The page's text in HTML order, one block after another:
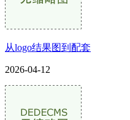
从logo结果图到配套
2026-04-12